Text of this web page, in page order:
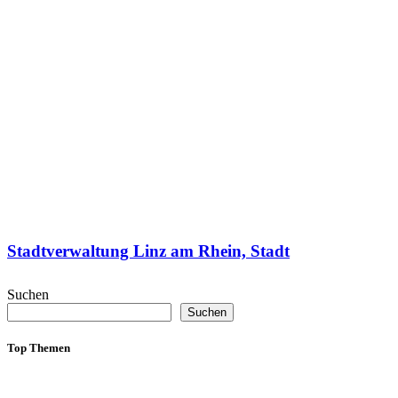
Stadtverwaltung Linz am Rhein, Stadt
Suchen
Suchen
Top Themen